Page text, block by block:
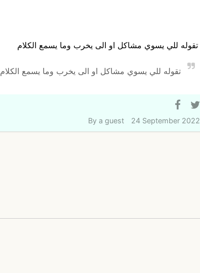
تقوله للي يسوي مشاكل او الى يخرب وما يسمع الكلام
تقوله للي يسوي مشاكل او الى يخرب وما يسمع الكلام
By a guest 24 September 2022